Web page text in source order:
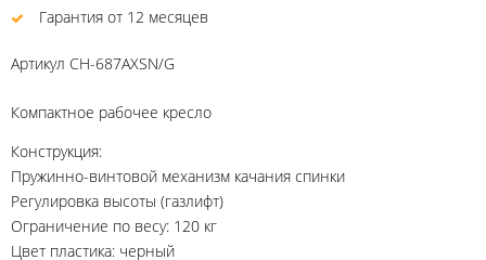
Гарантия от 12 месяцев
Артикул CH-687AXSN/G
Компактное рабочее кресло
Конструкция:
Пружинно-винтовой механизм качания спинки
Регулировка высоты (газлифт)
Ограничение по весу: 120 кг
Цвет пластика: черный